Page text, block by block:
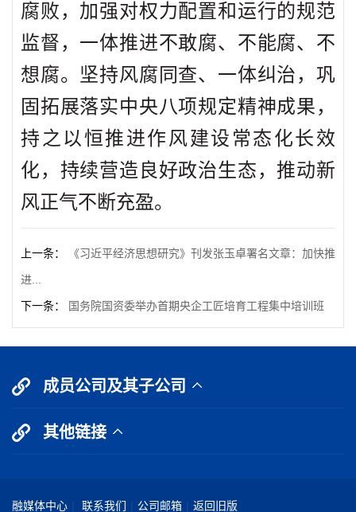
腐败，加强对权力配置和运行的规范
监督，一体推进不敢腐、不能腐、不
想腐。坚持风腐同查、一体纠治，巩
固拓展落实中央八项规定精神成果，
持之以恒推进作风建设常态化长效
化，持续营造良好政治生态，推动新
风正气不断充盈。
上一条： 《习近平经济思想研究》刊发张玉卓署名文章：加快推
进...
下一条： 国务院国资委举办首期央企工匠培育工程集中培训班
成员公司及其子公司
其他链接
融媒体中心 联系我们 公司邮箱 返回旧版